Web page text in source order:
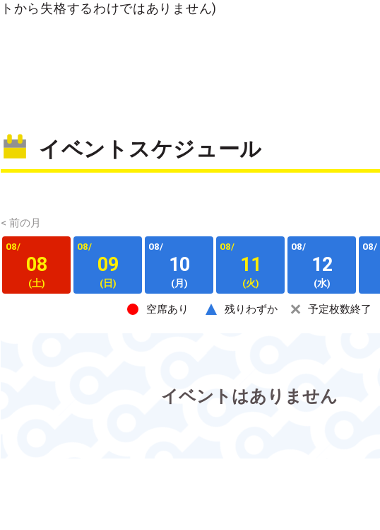
トから失格するわけではありません)
イベントスケジュール
< 前の月
08/
08
(土)
08/
09
(日)
08/
10
(月)
08/
11
(火)
08/
12
(水)
08/
空席あり 残りわずか 予定枚数終了
イベントはありません